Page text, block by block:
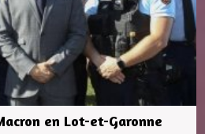
en Lot-et-Garonne